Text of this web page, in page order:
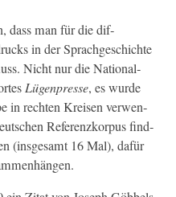
dass man für die dif­
in der Sprachgeschichte
Nicht nur die Nation­al­
Lügen­presse, es wurde
in recht­en Kreisen ver­wen­
Ref­eren­zko­r­pus find­
(ins­ge­samt 16 Mal), dafür